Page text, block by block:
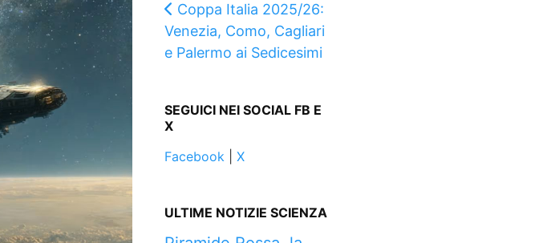
Coppa Italia 2025/26:
Venezia, Como, Cagliari
e Palermo ai Sedicesimi
SEGUICI NEI SOCIAL FB E
X
Facebook| X
ULTIME NOTIZIE SCIENZA